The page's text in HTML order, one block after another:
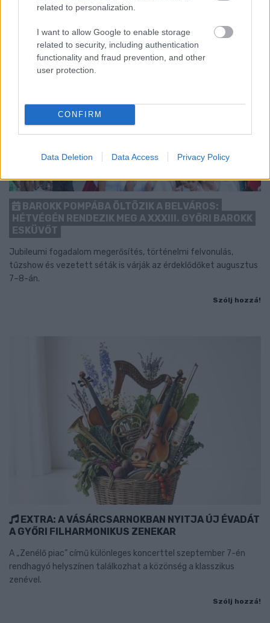
related to personalization.
I want to allow Google to enable storage
related to security, including authentication
functionality and fraud prevention, and other
user protection.
CONFIRM
Data Deletion Data Access Privacy Policy
BAROKK POMPÁBA ÖLTÖZIK A BELVÁROS:
HÉTVÉGÉN RENDEZIK MEG A XXXIII. GYŐRI BAROKK
ESKÜVŐT
Jubileumi fogadalom megerősítés, történelmi felvonulás,
tűzshow és vezetett séták is várják az érdeklődőket augusztus
7–8-án.
Szólj hozzá!
EXTRA: A VÁSÁRCSARNOKBAN NYITJA ÚJ ÉVADÁT
A GYŐRI FILHARMONIKUS ZENEKAR
A „Zenélő piac” című különleges koncerttel szeptember 7-én
rendhagyó helyszínen találkozhat a közönség a klasszikus
zenével.
Szólj hozzá!